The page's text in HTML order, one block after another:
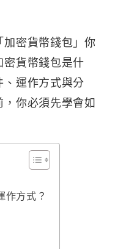
密貨幣錢包」你
貨幣錢包是什
運作方式與分
你必須先學會如
作方式？